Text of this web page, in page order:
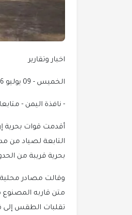
اخبار وتقارير
الخميس - 09 يوليو 2026 - 01:26 ص بتوقيت عدن
- نافذة اليمن -
أقدمت قوات بحرية
التابعة لصياد من
بحرية قريبة من
وقالت مصادر محلية
متن قاربه المصنوع
تقلبات الطقس إلى